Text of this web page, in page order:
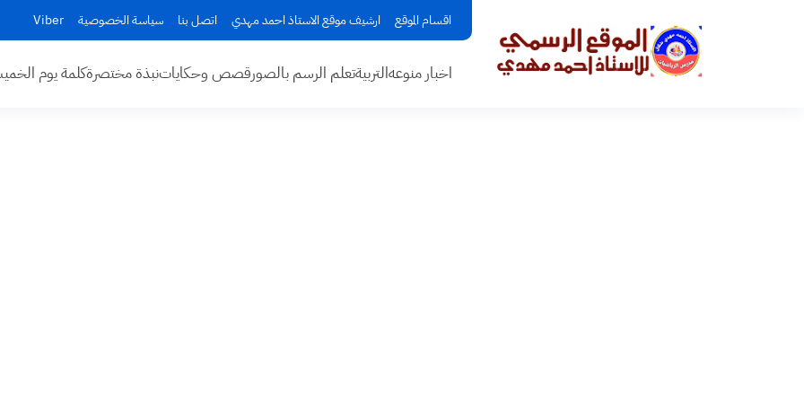
اقسام الموقع ارشيف موقع الاستاذ احمد مهدي اتصل بنا سياسة الخصوصية Viber
اخبار منوعهالتربيةتعلم الرسم بالصورقصص وحكاياتنبذة مختصرةكلمة يوم